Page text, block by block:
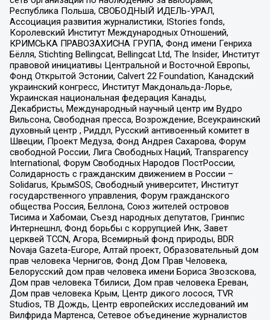
Республика Польша, СВОБОДНЫЙ ИДЕЛЬ-УРАЛ,
Ассоциация развития журналистики, IStories fonds,
Королевский Институт Международных Отношений,
КРИМСЬКА ПРАВОЗАХИСНА ГРУПА, Фонд имени Генриха
Бёлля, Stichting Bellingcat, Bellingcat Ltd, The Insider, Институт
правовой инициативы Центральной и Восточной Европы,
Фонд Открытой Эстонии, Calvert 22 Foundation, Канадский
украинский конгресс, Институт Макдональда-Лорье,
Украинская национальная федерация Канады,
Декабристы, Международный научный центр им Вудро
Вильсона, Свободная пресса, Возрождение, Всеукраинский
духовный центр , Риддл, Русский антивоенный комитет в
Швеции, Проект Медуза, Фонд Андрея Сахарова, Форум
свободной России, Лига Свободных Наций, Transparеncy
International, Форум Свободных Народов ПостРоссии,
Солидарность с гражданским движением в России –
Solidarus, КрымSOS, Свободный университет, Институт
государственного управления, Форум гражданского
общества Россия, Беллона, Союз жителей островов
Тисима и Хабомаи, Съезд народных депутатов, Гринпис
Интернешнл, Фонд борьбы с коррупцией Инк, Завет
церквей TCCN, Агора, Всемирный фонд природы, BDR
Novaja Gazeta-Europe, Алтай проект, Образовательный дом
прав человека Чернигов, Фонд Дом Прав Человека,
Белорусский дом прав человека имени Бориса Звозскова,
Дом прав человека Тбилиси, Дом прав человека Ереван,
Дом прав человека Крым, Центр дикого лосося, TVR
Studios, ТВ Дождь, Центр европейских исследований им
Вилфрида Мартенса, Сетевое объединение журналистов